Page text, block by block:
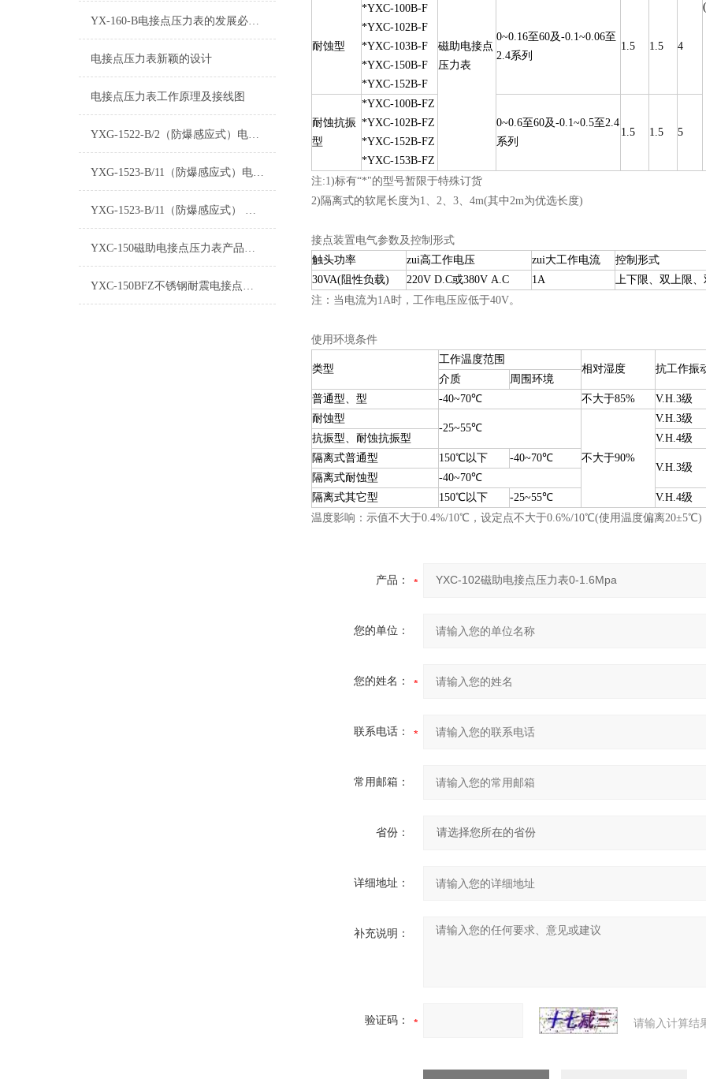
YX-160-B电接点压力表的发展必须适应新环境
电接点压力表新颖的设计
电接点压力表工作原理及接线图
YXG-1522-B/2（防爆感应式）电接点压力表
YXG-1523-B/11（防爆感应式）电接点压力表
YXG-1523-B/11（防爆感应式） 电接点压力表
YXC-150磁助电接点压力表产品介绍
YXC-150BFZ不锈钢耐震电接点压力表产品介绍
磁助电接点
压力表
耐蚀型
*YXC-100B-F
*YXC-102B-F
*YXC-103B-F
*YXC-150B-F
*YXC-152B-F
0~0.16至60及-0.1~0.06至
2.4系列
1.5 1.5 4
耐蚀抗振
型
*YXC-100B-FZ
*YXC-102B-FZ
*YXC-152B-FZ
*YXC-153B-FZ
0~0.6至60及-0.1~0.5至2.4
系列
1.5 1.5 5
注:1)标有“*"的型号暂限于特殊订货
2)隔离式的软尾长度为1、2、3、4m(其中2m为优选长度)
接点装置电气参数及控制形式
触头功率
zui高工作电压 zui大工作电流
控制形式
30VA(阻性负载)
220V D.C或380V A.C 1A
上下限、双上限、
注：当电流为1A时，工作电压应低于40V。
使用环境条件
类型
工作温度范围
相对湿度
抗工作振
介质
周围环境
普通型、型
-40~70℃ 不大于85%
V.H.3级
耐蚀型
-25~55℃
不大于90%
V.H.3级
抗振型、耐蚀抗振型
V.H.4级
隔离式普通型
150℃以下 -40~70℃
V.H.3级
隔离式耐蚀型
-40~70℃
隔离式其它型
150℃以下 -25~55℃
V.H.4级
温度影响：示值不大于0.4%/10℃ ，设定点不大于0.6%/10℃(使用温度偏离20±5℃)
产品：
您的单位：
您的姓名：
联系电话：
常用邮箱：
省份：
详细地址：
补充说明：
验证码： 请输入计算结